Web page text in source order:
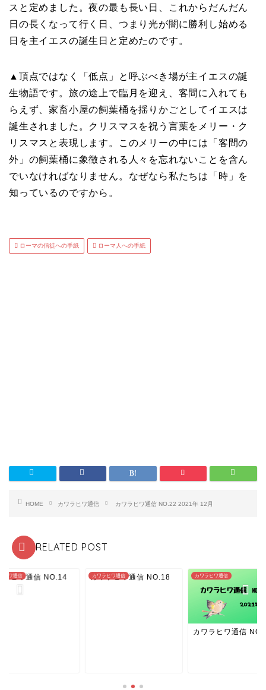
スと定めました。夜の最も長い日、これからだんだん
日の長くなって行く日、つまり光が闇に勝利し始める
日を主イエスの誕生日と定めたのです。
▲頂点ではなく「低点」と呼ぶべき場が主イエスの誕
生物語です。旅の途上で臨月を迎え、客間に入れても
らえず、家畜小屋の飼葉桶を揺りかごとしてイエスは
誕生されました。クリスマスを祝う言葉をメリー・ク
リスマスと表現します。このメリーの中には「客間の
外」の飼葉桶に象徴される人々を忘れないことを含ん
でいなければなりません。なぜなら私たちは「時」を
知っているのですから。
ローマの信徒への手紙 ローマ人への手紙
HOME カワラヒワ通信 カワラヒワ通信 NO.22 2021年 12月
RELATED POST
ヒワ通信
ラヒワ通信 NO.14 カワラヒワ通信
カワラヒワ通信 NO.18 カワラヒワ通信
カワラヒワ通信